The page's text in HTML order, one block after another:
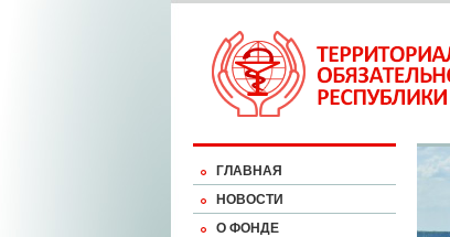
ГЛАВНАЯ
НОВОСТИ
О ФОНДЕ